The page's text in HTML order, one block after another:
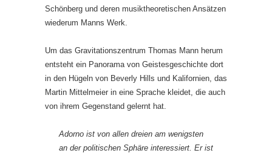
Schönberg und deren musiktheoretischen Ansätzen
wiederum Manns Werk.
Um das Gravitationszentrum Thomas Mann herum
entsteht ein Panorama von Geistesgeschichte dort
in den Hügeln von Beverly Hills und Kalifornien, das
Martin Mittelmeier in eine Sprache kleidet, die auch
von ihrem Gegenstand gelernt hat.
Adorno ist von allen dreien am wenigsten
an der politischen Sphäre interessiert. Er ist